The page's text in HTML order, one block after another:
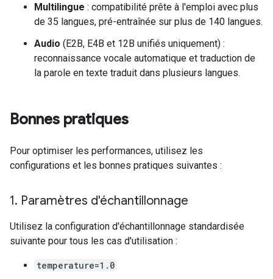
Multilingue : compatibilité prête à l'emploi avec plus
de 35 langues, pré-entraînée sur plus de 140 langues.
Audio (E2B, E4B et 12B unifiés uniquement) :
reconnaissance vocale automatique et traduction de
la parole en texte traduit dans plusieurs langues.
Bonnes pratiques
Pour optimiser les performances, utilisez les
configurations et les bonnes pratiques suivantes :
1. Paramètres d'échantillonnage
Utilisez la configuration d'échantillonnage standardisée
suivante pour tous les cas d'utilisation :
temperature=1.0